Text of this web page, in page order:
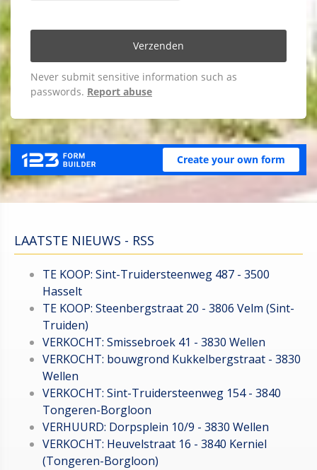
LAATSTE NIEUWS - RSS
TE KOOP: Sint-Truidersteenweg 487 - 3500
Hasselt
TE KOOP: Steenbergstraat 20 - 3806 Velm (Sint-
Truiden)
VERKOCHT: Smissebroek 41 - 3830 Wellen
VERKOCHT: bouwgrond Kukkelbergstraat - 3830
Wellen
VERKOCHT: Sint-Truidersteenweg 154 - 3840
Tongeren-Borgloon
VERHUURD: Dorpsplein 10/9 - 3830 Wellen
VERKOCHT: Heuvelstraat 16 - 3840 Kerniel
(Tongeren-Borgloon)